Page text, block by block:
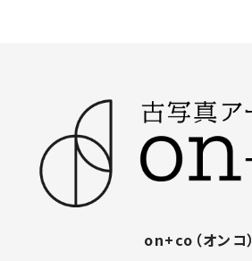
on+co（オンコ）